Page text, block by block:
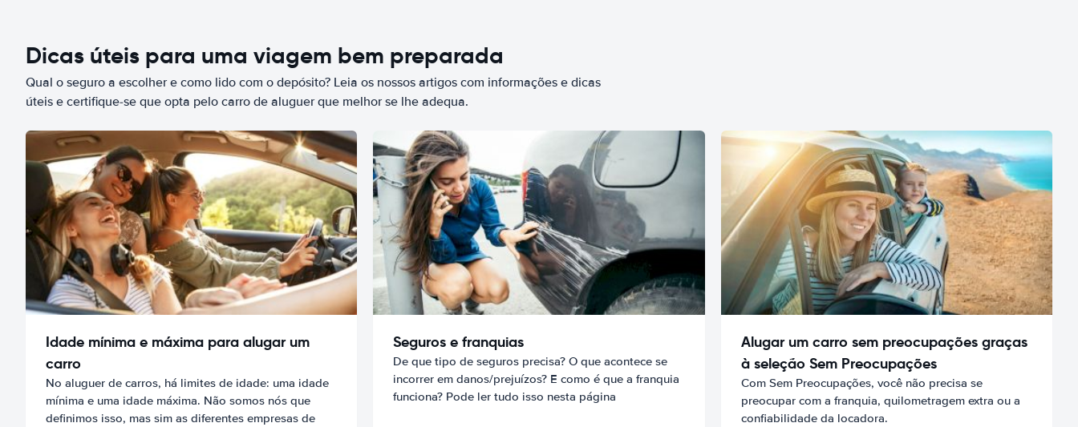
Dicas úteis para uma viagem bem preparada
Qual o seguro a escolher e como lido com o depósito? Leia os nossos artigos com informações e dicas
úteis e certifique-se que opta pelo carro de aluguer que melhor se lhe adequa.
Idade mínima e máxima para alugar um
carro
No aluguer de carros, há limites de idade: uma idade
mínima e uma idade máxima. Não somos nós que
definimos isso, mas sim as diferentes empresas de
Seguros e franquias
De que tipo de seguros precisa? O que acontece se
incorrer em danos/prejuízos? E como é que a franquia
funciona? Pode ler tudo isso nesta página
Alugar um carro sem preocupações graças
à seleção Sem Preocupações
Com Sem Preocupações, você não precisa se
preocupar com a franquia, quilometragem extra ou a
confiabilidade da locadora.